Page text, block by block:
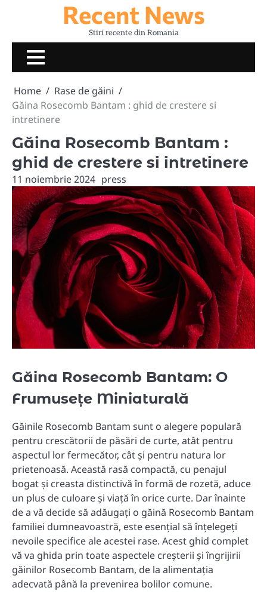
Recent News
Stiri recente din Romania
Home
Rase de găini
Găina Rosecomb Bantam : ghid de crestere si
intretinere
Găina Rosecomb Bantam :
ghid de crestere si intretinere
11 noiembrie 2024 press
Găina Rosecomb Bantam: O
Frumusețe Miniaturală
Găinile Rosecomb Bantam sunt o alegere populară
pentru crescătorii de păsări de curte, atât pentru
aspectul lor fermecător, cât și pentru natura lor
prietenoasă. Această rasă compactă, cu penajul
bogat și creasta distinctivă în formă de rozetă, aduce
un plus de culoare și viață în orice curte. Dar înainte
de a vă decide să adăugați o găină Rosecomb Bantam
familiei dumneavoastră, este esențial să înțelegeți
nevoile specifice ale acestei rase. Acest ghid complet
vă va ghida prin toate aspectele creșterii și îngrijirii
găinilor Rosecomb Bantam, de la alimentația
adecvată până la prevenirea bolilor comune.